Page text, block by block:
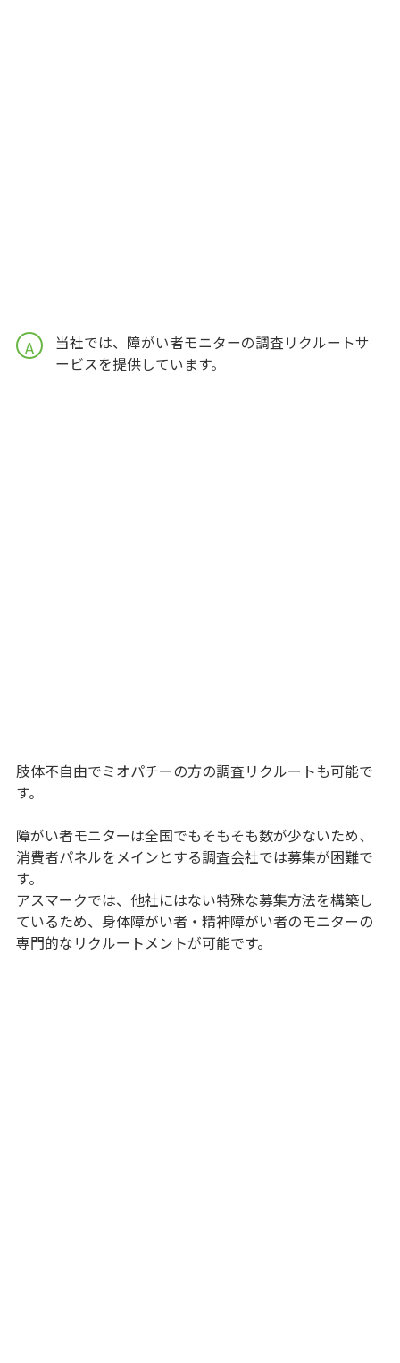
A
当社では、障がい者モニターの調査リクルートサ
ービスを提供しています。
肢体不自由でミオパチーの方の調査リクルートも可能で
す。
障がい者モニターは全国でもそもそも数が少ないため、
消費者パネルをメインとする調査会社では募集が困難で
す。
アスマークでは、他社にはない特殊な募集方法を構築し
ているため、身体障がい者・精神障がい者のモニターの
専門的なリクルートメントが可能です。